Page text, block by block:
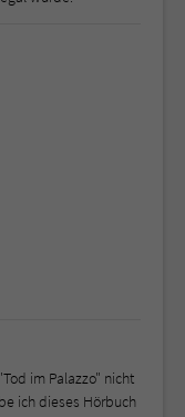
im Palazzo" nicht
ich dieses Hörbuch